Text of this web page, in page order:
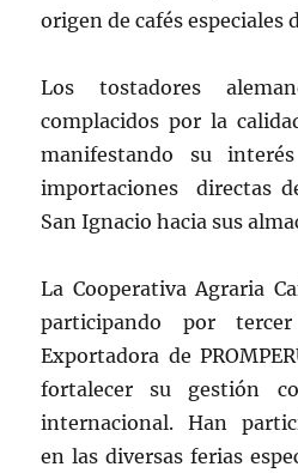
origen de cafés especiales
Los tostadores
complacidos por la
manifestando su
importaciones directas
San Ignacio hacia sus
La Cooperativa Agraria
participando por
Exportadora de
fortalecer su gestión
internacional. Han
en las diversas ferias